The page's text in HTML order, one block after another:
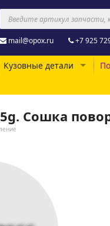
mail@opox.ru +7 925
Кузовные детали
Сошка